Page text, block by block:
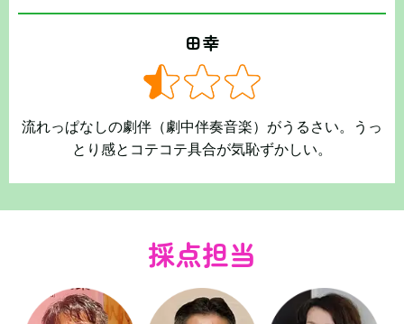
田幸
流れっぱなしの劇伴（劇中伴奏音楽）がうるさい。うっ
とり感とコテコテ具合が気恥ずかしい。
採点担当